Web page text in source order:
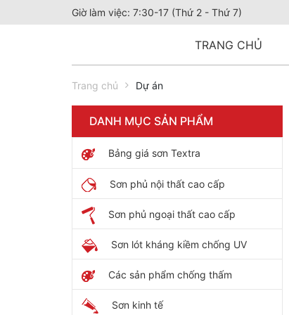
Giờ làm việc: 7:30-17 (Thứ 2 - Thứ 7)
TRANG CHỦ
Trang chủ Dự án
DANH MỤC SẢN PHẨM
Bảng giá sơn Textra
Sơn phủ nội thất cao cấp
Sơn phủ ngoại thất cao cấp
Sơn lót kháng kiềm chống UV
Các sản phẩm chống thấm
Sơn kinh tế